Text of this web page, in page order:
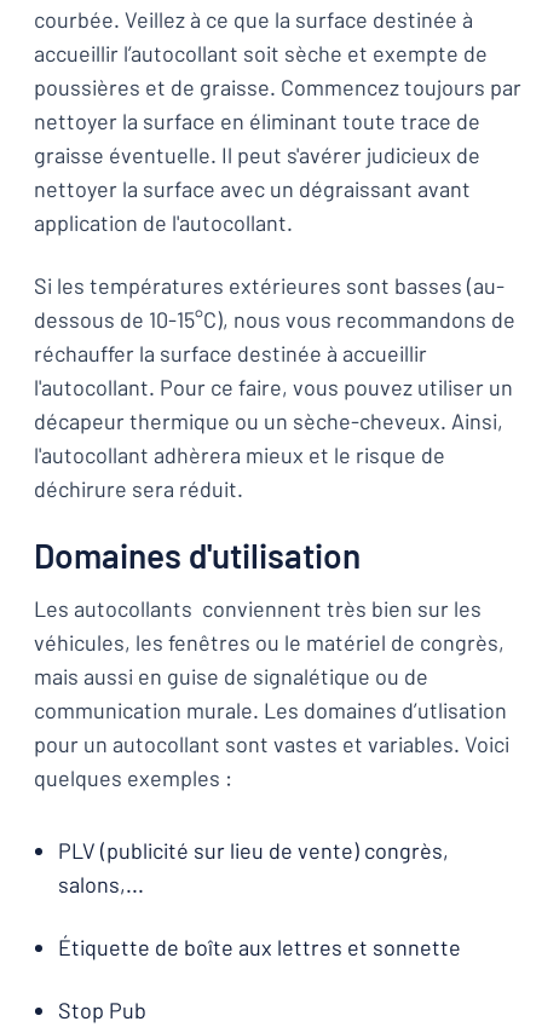
courbée. Veillez à ce que la surface destinée à
accueillir l’autocollant soit sèche et exempte de
poussières et de graisse. Commencez toujours par
nettoyer la surface en éliminant toute trace de
graisse éventuelle. Il peut s'avérer judicieux de
nettoyer la surface avec un dégraissant avant
application de l'autocollant.
Si les températures extérieures sont basses (au-
dessous de 10-15°C), nous vous recommandons de
réchauffer la surface destinée à accueillir
l'autocollant. Pour ce faire, vous pouvez utiliser un
décapeur thermique ou un sèche-cheveux. Ainsi,
l'autocollant adhèrera mieux et le risque de
déchirure sera réduit.
Domaines d'utilisation
Les autocollants conviennent très bien sur les
véhicules, les fenêtres ou le matériel de congrès,
mais aussi en guise de signalétique ou de
communication murale. Les domaines d’utlisation
pour un autocollant sont vastes et variables. Voici
quelques exemples :
PLV (publicité sur lieu de vente) congrès,
salons,...
Étiquette de boîte aux lettres et sonnette
Stop Pub